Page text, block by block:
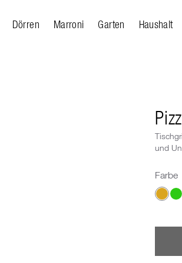
Dörren Marroni Garten Haushalt
und
Farbe